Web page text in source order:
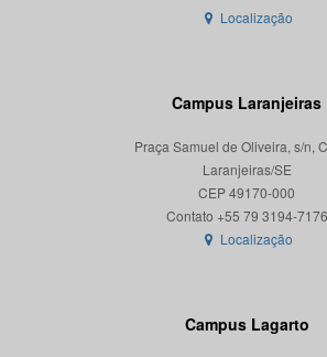
Localização
Campus Laranjeiras
Praça Samuel de Oliveira, s/n,
Laranjeiras/SE
CEP 49170-000
Localização
Campus Lagarto